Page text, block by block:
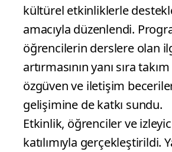
kültürel etkinliklerle
amacıyla düzenlendi.
öğrencilerin derslere olan
artırmasının yanı sıra
özgüven ve iletişim
gelişimine de katkı sundu.
Etkinlik, öğrenciler ve
katılımıyla gerçekleştirildi.